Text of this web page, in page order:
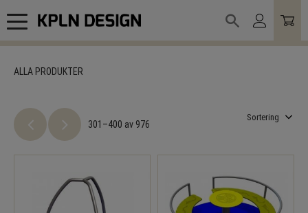
Meny
ALLA PRODUKTER
301–400 av 976